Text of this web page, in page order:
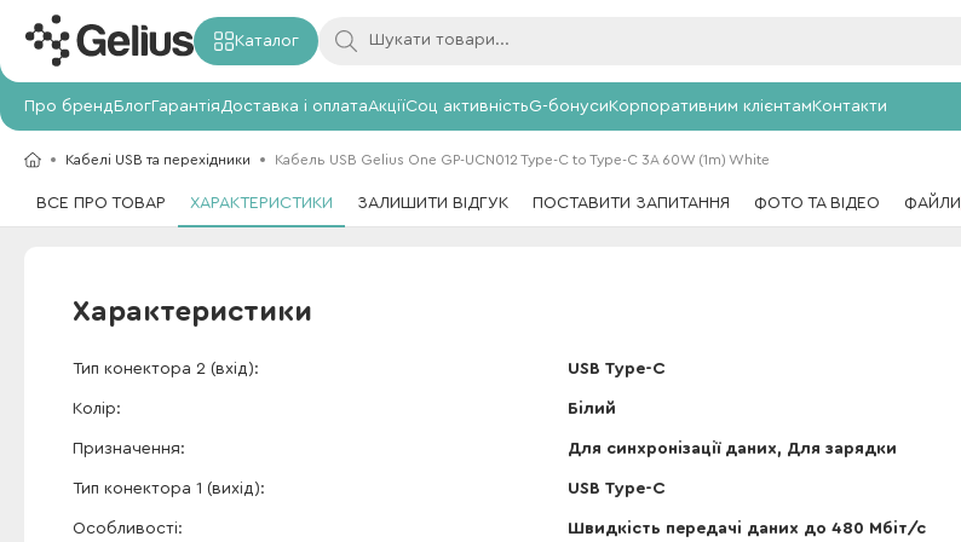
Каталог
Про брендБлогГарантія Доставка і оплатаАкціїСоц активністьG-бонусиКорпоративним клієнтамКонтакти
Кабелі USB та перехідники Кабель USB Gelius One GP-UCN012 Type-C to Type-C 3A 60W (1m) White
ВСЕ ПРО ТОВАР ХАРАКТЕРИСТИКИ ЗАЛИШИТИ ВІДГУК ПОСТАВИТИ ЗАПИТАННЯ ФОТО ТА ВІДЕО ФАЙЛИ
Характеристики
Тип конектора 2 (вхід) USB Type-C
Колір Білий
Призначення Для синхронізації даних, Для зарядки
Тип конектора 1 (вихід) USB Type-C
Особливості Швидкість передачі даних до 480 Мбіт/с